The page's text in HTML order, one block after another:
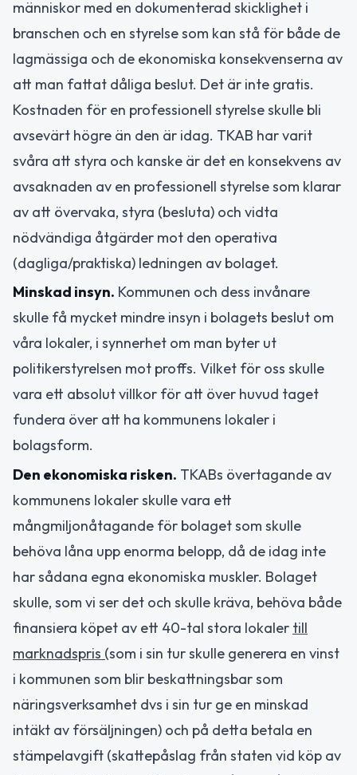
människor med en dokumenterad skicklighet i
branschen och en styrelse som kan stå för både de
lagmässiga och de ekonomiska konsekvenserna av
att man fattat dåliga beslut. Det är inte gratis.
Kostnaden för en professionell styrelse skulle bli
avsevärt högre än den är idag. TKAB har varit
svåra att styra och kanske är det en konsekvens av
avsaknaden av en professionell styrelse som klarar
av att övervaka, styra (besluta) och vidta
nödvändiga åtgärder mot den operativa
(dagliga/praktiska) ledningen av bolaget.
Minskad insyn. Kommunen och dess invånare
skulle få mycket mindre insyn i bolagets beslut om
våra lokaler, i synnerhet om man byter ut
politikerstyrelsen mot proffs. Vilket för oss skulle
vara ett absolut villkor för att över huvud taget
fundera över att ha kommunens lokaler i
bolagsform.
Den ekonomiska risken. TKABs övertagande av
kommunens lokaler skulle vara ett
mångmiljonåtagande för bolaget som skulle
behöva låna upp enorma belopp, då de idag inte
har sådana egna ekonomiska muskler. Bolaget
skulle, som vi ser det och skulle kräva, behöva både
finansiera köpet av ett 40-tal stora lokaler till
marknadspris (som i sin tur skulle generera en vinst
i kommunen som blir beskattningsbar som
näringsverksamhet dvs i sin tur ge en minskad
intäkt av försäljningen) och på detta betala en
stämpelavgift (skattepåslag från staten vid köp av